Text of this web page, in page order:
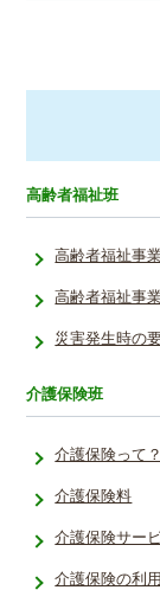
高齢者福祉班
高齢者福祉事
高齢者福祉事
災害発生時の
介護保険班
介護保険って？
介護保険料
介護保険サー
介護保険の利